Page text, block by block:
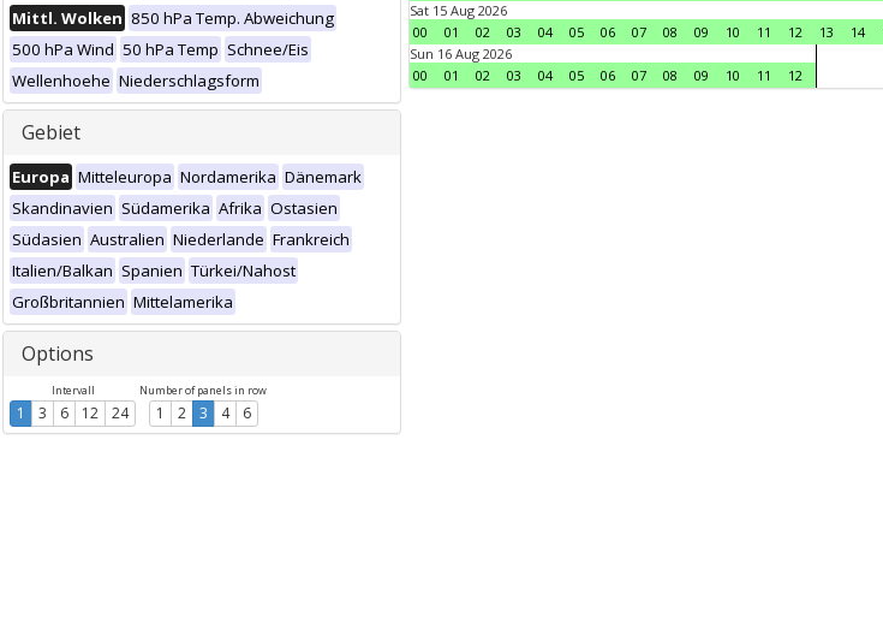
Mittl. Wolken 850 hPa Temp. Abweichung
500 hPa Wind 50 hPa Temp Schnee/Eis
Wellenhoehe Niederschlagsform
Gebiet
Europa Mitteleuropa Nordamerika Dänemark
Skandinavien Südamerika Afrika Ostasien
Südasien Australien Niederlande Frankreich
Italien/Balkan Spanien Türkei/Nahost
Großbritannien Mittelamerika
Options
Intervall
1 3 6 12 24
Number of panels in row
1 2 3 4 6
Sat 15 Aug 2026
00
01 02 03 04 05 06 07 08 09 10 11 12 13 14
Sun 16 Aug 2026
00
01 02 03 04 05 06 07 08 09 10 11 12